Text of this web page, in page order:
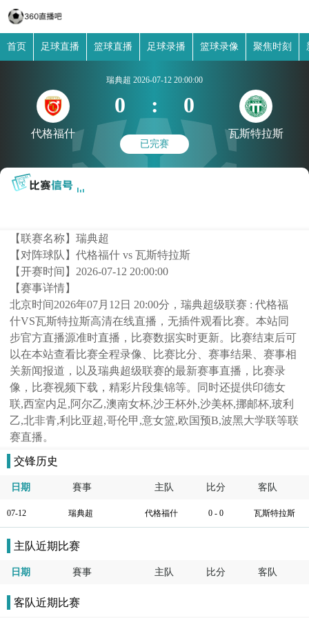
首页 足球直播 篮球直播 足球录播 篮球录像 聚焦时刻
代格福什
瑞典超 2026-07-12 20:00:00
0 : 0
已完赛
瓦斯特拉斯
【联赛名称】瑞典超
【对阵球队】代格福什 vs 瓦斯特拉斯
【开赛时间】 2026-07-12 20:00:00
【赛事详情】
北京时间2026年07月12日 20:00分，瑞典超级联赛 : 代格福
什VS瓦斯特拉斯高清在线直播，无插件观看比赛。本站同
步官方直播源准时直播，比赛数据实时更新。比赛结束后可
以在本站查看比赛全程录像、比赛比分、赛事结果、赛事相
关新闻报道，以及瑞典超级联赛的最新赛事直播，比赛录
像，比赛视频下载，精彩片段集锦等。同时还提供印德女
联,西室内足,阿尔乙,澳南女杯,沙王杯外,沙美杯,挪邮杯,玻利
乙,北非青,利比亚超,哥伦甲,意女篮,欧国预B,波黑大学联等联
赛直播。
交锋历史
日期 賽事 主队 比分 客队
07-12 瑞典超 代格福什 0 - 0 瓦斯特拉斯
主队近期比赛
日期 賽事 主队 比分 客队
客队近期比赛